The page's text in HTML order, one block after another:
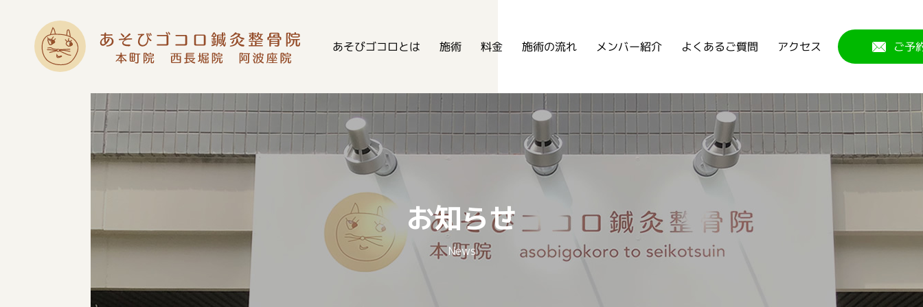
あそびゴコロとは 施術 料金 施術の流れ メンバー紹介 よくあるご質問 アクセス ご予
お知らせ
News